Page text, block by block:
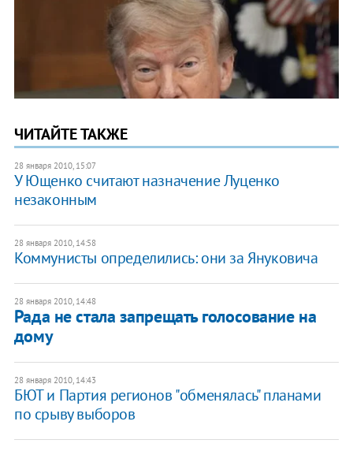
ЧИТАЙТЕ ТАКЖЕ
28 января 2010, 15:07
У Ющенко считают назначение Луценко
незаконным
28 января 2010, 14:58
Коммунисты определились: они за Януковича
28 января 2010, 14:48
Рада не стала запрещать голосование на
дому
28 января 2010, 14:43
БЮТ и Партия регионов "обменялась" планами
по срыву выборов